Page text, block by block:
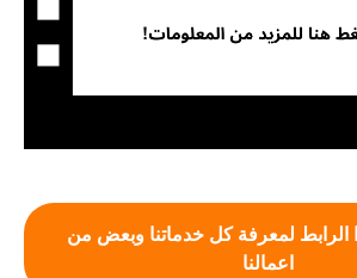
لمعرفة كل خدماتنا وبعض من
اعمالنا